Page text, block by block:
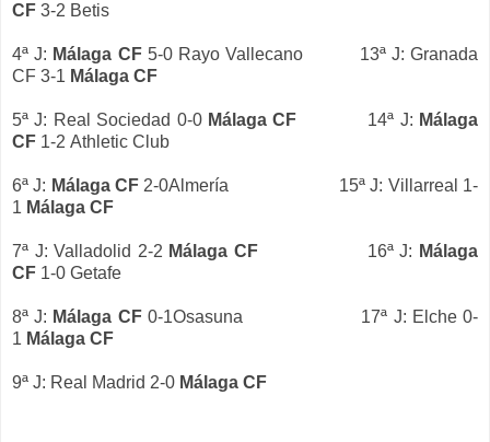
CF 3-2 Betis
4ª J: Málaga CF 5-0 Rayo Vallecano 13ª J: Granada
CF 3-1 Málaga CF
5ª J: Real Sociedad 0-0 Málaga CF 14ª J: Málaga
CF 1-2 Athletic Club
6ª J: Málaga CF2-0Almería 15ª J: Villarreal 1-
1 Málaga CF
7ª J: Valladolid 2-2 Málaga CF 16ª J: Málaga
CF 1-0 Getafe
8ª J: Málaga CF0-1Osasuna 17ª J: Elche 0-
1 Málaga CF
9ª J: Real Madrid 2-0 Málaga CF